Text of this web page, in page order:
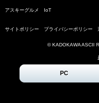
アスキーグルメ IoT
サイトポリシー プライバシーポリシー
© KADOKAWA ASCII
PC